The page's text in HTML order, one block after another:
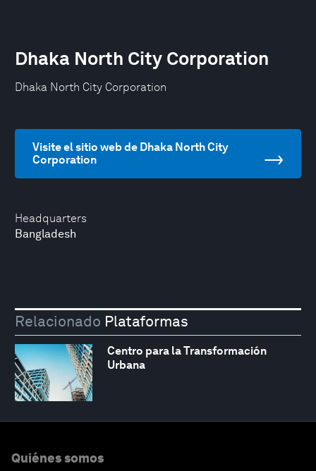
Headquarters
Bangladesh
Dhaka North City Corporation
Dhaka North City Corporation
Visite el sitio web de Dhaka North City
Corporation
Relacionado Plataformas
Centro para la Transformación
Urbana
Quiénes somos